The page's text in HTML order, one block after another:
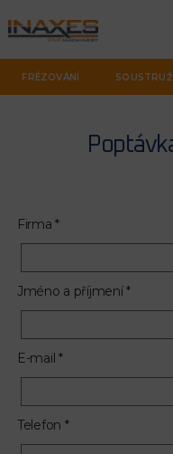
FRÉZOVÁNÍ
Firma *
Jméno a příjmení *
E-mail *
Telefon *